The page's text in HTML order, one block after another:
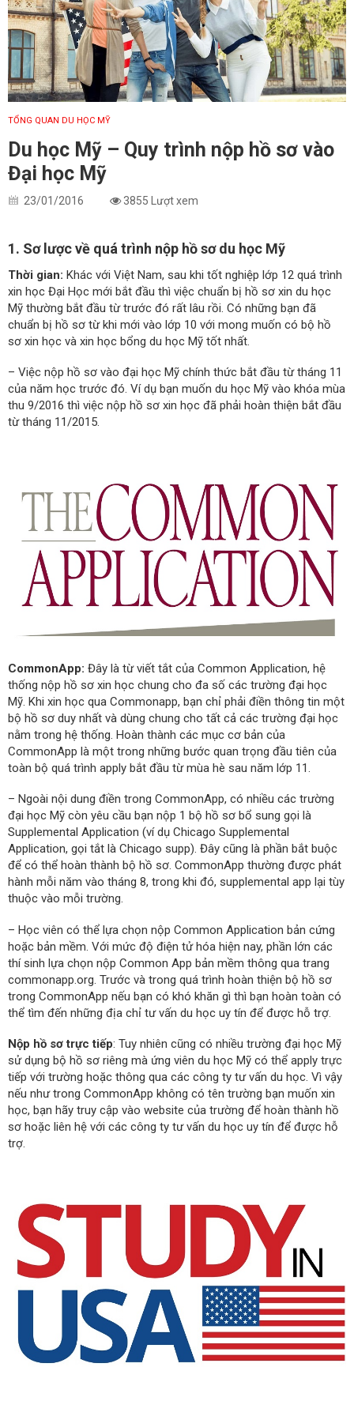
TỔNG QUAN DU HỌC MỸ
Du học Mỹ – Quy trình nộp hồ sơ vào
Đại học Mỹ
23/01/2016 3855 Lượt xem
1. Sơ lược về quá trình nộp hồ sơ du học Mỹ
Thời gian: Khác với Việt Nam, sau khi tốt nghiệp lớp 12 quá trình
xin học Đại Học mới bắt đầu thì việc chuẩn bị hồ sơ xin du học
Mỹ thường bắt đầu từ trước đó rất lâu rồi. Có những bạn đã
chuẩn bị hồ sơ từ khi mới vào lớp 10 với mong muốn có bộ hồ
sơ xin học và xin học bổng du học Mỹ tốt nhất.
– Việc nộp hồ sơ vào đại học Mỹ chính thức bắt đầu từ tháng 11
của năm học trước đó. Ví dụ bạn muốn du học Mỹ vào khóa mùa
thu 9/2016 thì việc nộp hồ sơ xin học đã phải hoàn thiện bắt đầu
từ tháng 11/2015.
CommonApp: Đây là từ viết tắt của Common Application, hệ
thống nộp hồ sơ xin học chung cho đa số các trường đại học
Mỹ. Khi xin học qua Commonapp, bạn chỉ phải điền thông tin một
bộ hồ sơ duy nhất và dùng chung cho tất cả các trường đại học
nằm trong hệ thống. Hoàn thành các mục cơ bản của
CommonApp là một trong những bước quan trọng đầu tiên của
toàn bộ quá trình apply bắt đầu từ mùa hè sau năm lớp 11.
– Ngoài nội dung điền trong CommonApp, có nhiều các trường
đại học Mỹ còn yêu cầu bạn nộp 1 bộ hồ sơ bổ sung gọi là
Supplemental Application (ví dụ Chicago Supplemental
Application, gọi tắt là Chicago supp). Đây cũng là phần bắt buộc
để có thể hoàn thành bộ hồ sơ. CommonApp thường được phát
hành mỗi năm vào tháng 8, trong khi đó, supplemental app lại tùy
thuộc vào mỗi trường.
– Học viên có thể lựa chọn nộp Common Application bản cứng
hoặc bản mềm. Với mức độ điện tử hóa hiện nay, phần lớn các
thí sinh lựa chọn nộp Common App bản mềm thông qua trang
commonapp.org. Trước và trong quá trình hoàn thiện bộ hồ sơ
trong CommonApp nếu bạn có khó khăn gì thì bạn hoàn toàn có
thể tìm đến những địa chỉ tư vấn du học uy tín để được hỗ trợ.
Nộp hồ sơ trực tiếp: Tuy nhiên cũng có nhiều trường đại học Mỹ
sử dụng bộ hồ sơ riêng mà ứng viên du học Mỹ có thể apply trực
tiếp với trường hoặc thông qua các công ty tư vấn du học. Vì vậy
nếu như trong CommonApp không có tên trường bạn muốn xin
học, bạn hãy truy cập vào website của trường để hoàn thành hồ
sơ hoặc liên hệ với các công ty tư vấn du học uy tín để được hỗ
trợ.